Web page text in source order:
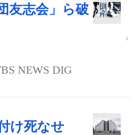
友志会」ら破
NEWS DIG
け死なせ